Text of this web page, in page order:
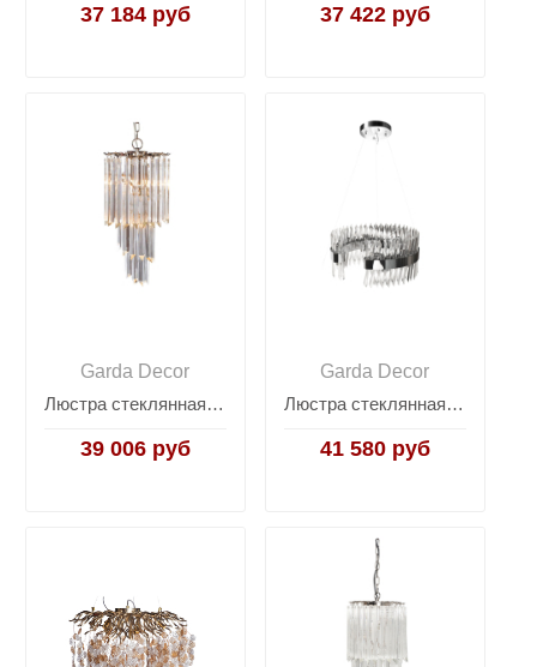
37 184 руб 37 422 руб
Garda Decor
Люстра стеклянная 20MD3399-4NI
39 006 руб
Garda Decor
Люстра стеклянная (хром) 92EL-YG18739S-14P
41 580 руб